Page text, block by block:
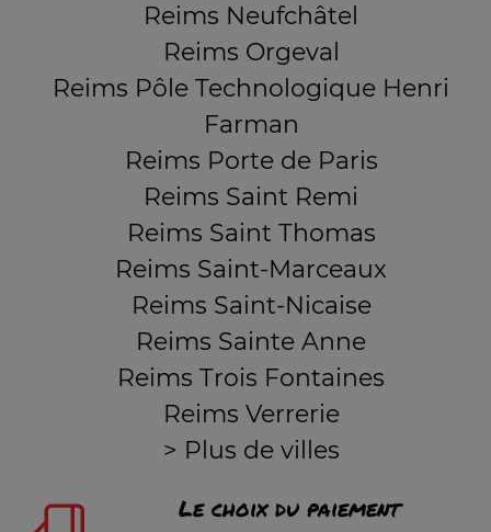
Reims Neufchâtel
Reims Orgeval
Reims Pôle Technologique Henri
Farman
Reims Porte de Paris
Reims Saint Remi
Reims Saint Thomas
Reims Saint-Marceaux
Reims Saint-Nicaise
Reims Sainte Anne
Reims Trois Fontaines
Reims Verrerie
> Plus de villes
Le choix du paiement